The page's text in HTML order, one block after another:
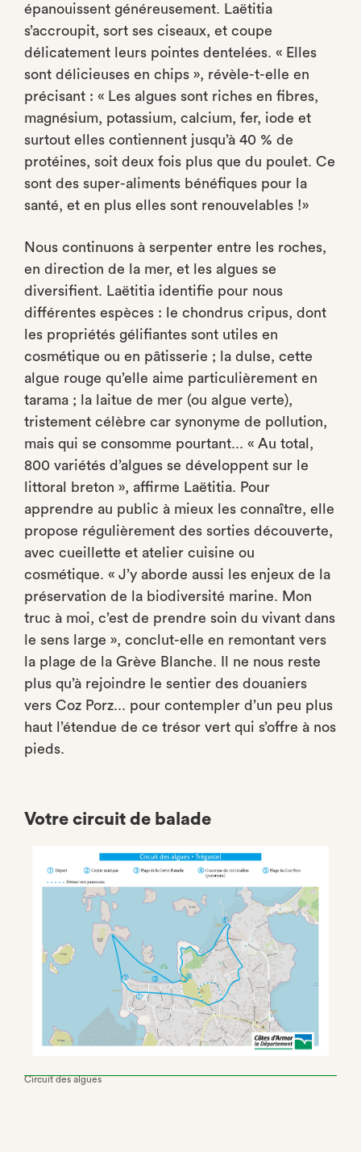
épanouissent généreusement. Laëtitia
s’accroupit, sort ses ciseaux, et coupe
délicatement leurs pointes dentelées. « Elles
sont délicieuses en chips », révèle-t-elle en
précisant : « Les algues sont riches en fibres,
magnésium, potassium, calcium, fer, iode et
surtout elles contiennent jusqu’à 40 % de
protéines, soit deux fois plus que du poulet. Ce
sont des super-aliments bénéfiques pour la
santé, et en plus elles sont renouvelables !»
Nous continuons à serpenter entre les roches,
en direction de la mer, et les algues se
diversifient. Laëtitia identifie pour nous
différentes espèces : le chondrus cripus, dont
les propriétés gélifiantes sont utiles en
cosmétique ou en pâtisserie ; la dulse, cette
algue rouge qu’elle aime particulièrement en
tarama ; la laitue de mer (ou algue verte),
tristement célèbre car synonyme de pollution,
mais qui se consomme pourtant... « Au total,
800 variétés d’algues se développent sur le
littoral breton », affirme Laëtitia. Pour
apprendre au public à mieux les connaître, elle
propose régulièrement des sorties découverte,
avec cueillette et atelier cuisine ou
cosmétique. « J’y aborde aussi les enjeux de la
préservation de la biodiversité marine. Mon
truc à moi, c’est de prendre soin du vivant dans
le sens large », conclut-elle en remontant vers
la plage de la Grève Blanche. Il ne nous reste
plus qu’à rejoindre le sentier des douaniers
vers Coz Porz... pour contempler d’un peu plus
haut l’étendue de ce trésor vert qui s’offre à nos
pieds.
Votre circuit de balade
Circuit des algues